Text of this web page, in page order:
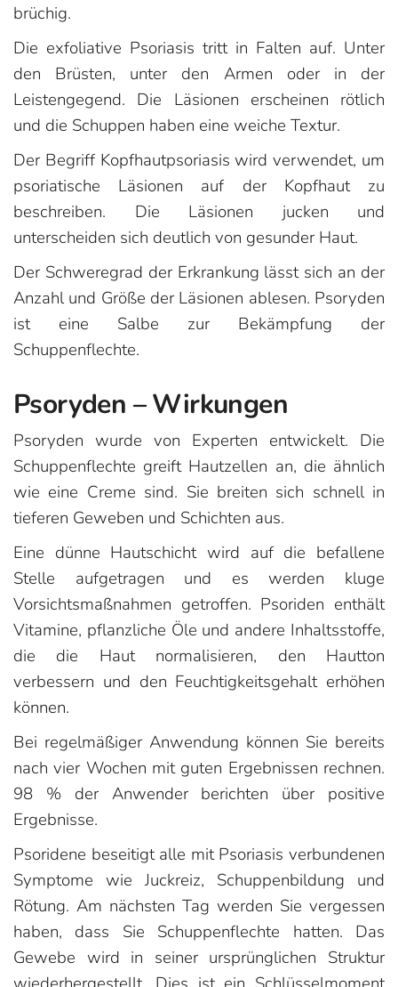
brüchig.
Die exfoliative Psoriasis tritt in Falten auf. Unter
den Brüsten, unter den Armen oder in der
Leistengegend. Die Läsionen erscheinen rötlich
und die Schuppen haben eine weiche Textur.
Der Begriff Kopfhautpsoriasis wird verwendet, um
psoriatische Läsionen auf der Kopfhaut zu
beschreiben. Die Läsionen jucken und
unterscheiden sich deutlich von gesunder Haut.
Der Schweregrad der Erkrankung lässt sich an der
Anzahl und Größe der Läsionen ablesen. Psoryden
ist eine Salbe zur Bekämpfung der
Schuppenflechte.
Psoryden – Wirkungen
Psoryden wurde von Experten entwickelt. Die
Schuppenflechte greift Hautzellen an, die ähnlich
wie eine Creme sind. Sie breiten sich schnell in
tieferen Geweben und Schichten aus.
Eine dünne Hautschicht wird auf die befallene
Stelle aufgetragen und es werden kluge
Vorsichtsmaßnahmen getroffen. Psoriden enthält
Vitamine, pflanzliche Öle und andere Inhaltsstoffe,
die die Haut normalisieren, den Hautton
verbessern und den Feuchtigkeitsgehalt erhöhen
können.
Bei regelmäßiger Anwendung können Sie bereits
nach vier Wochen mit guten Ergebnissen rechnen.
98 % der Anwender berichten über positive
Ergebnisse.
Psoridene beseitigt alle mit Psoriasis verbundenen
Symptome wie Juckreiz, Schuppenbildung und
Rötung. Am nächsten Tag werden Sie vergessen
haben, dass Sie Schuppenflechte hatten. Das
Gewebe wird in seiner ursprünglichen Struktur